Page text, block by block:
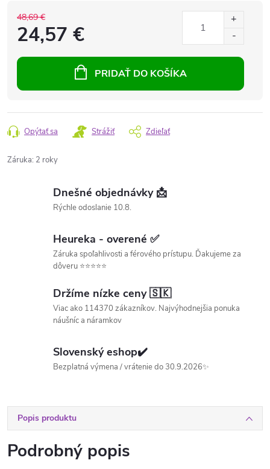
48,69 €
24,57 €
PRIDAŤ DO KOŠÍKA
Opýtať sa Strážiť Zdieľať
Záruka: 2 roky
Dnešné objednávky 📩
Rýchle odoslanie 10.8.
Heureka - overené ✅
Záruka spoľahlivosti a férového prístupu. Ďakujeme za
dôveru ⭐⭐⭐⭐⭐
Držíme nízke ceny 🇸🇰
Viac ako 114370 zákazníkov. Najvýhodnejšia ponuka
náušníc a náramkov
Slovenský eshop✔️
Bezplatná výmena / vrátenie do 30.9.2026✨
Popis produktu
Podrobný popis